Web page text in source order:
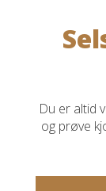
Du er altid
og prøve